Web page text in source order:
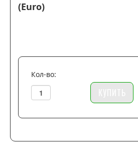
(Euro)
Кол-во: